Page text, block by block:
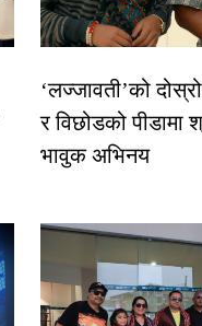
‘लज्जावती’को
र विछोडको पीडामा
भावुक अभिनय